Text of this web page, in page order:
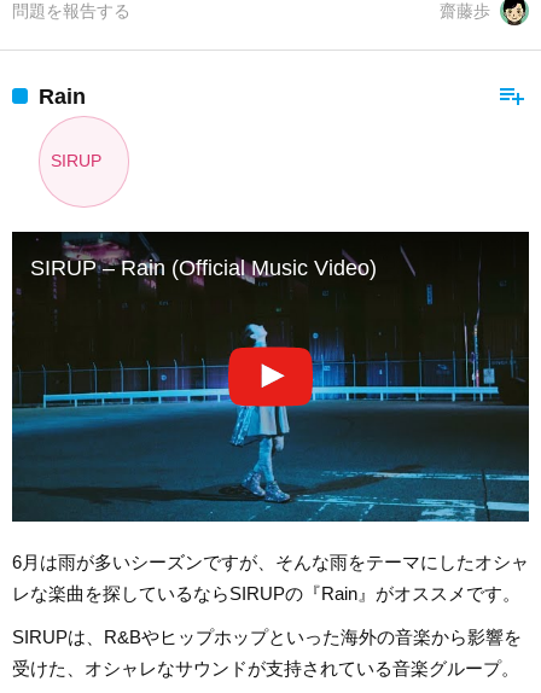
齋藤歩
問題を報告する
playlist_add
Rain
SIRUP
SIRUP – Rain (Official Music Video)
6月は雨が多いシーズンですが、そんな雨をテーマにしたオシャ
レな楽曲を探しているならSIRUPの『Rain』がオススメです。
SIRUPは、R&Bやヒップホップといった海外の音楽から影響を
受けた、オシャレなサウンドが支持されている音楽グループ。